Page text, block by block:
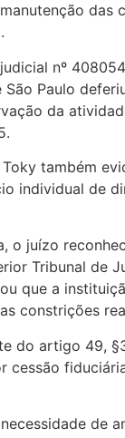
das
nº
São Paulo
da
também
individual de
o juízo
Tribunal de
que a
constrições
do artigo 49,
cessão
de